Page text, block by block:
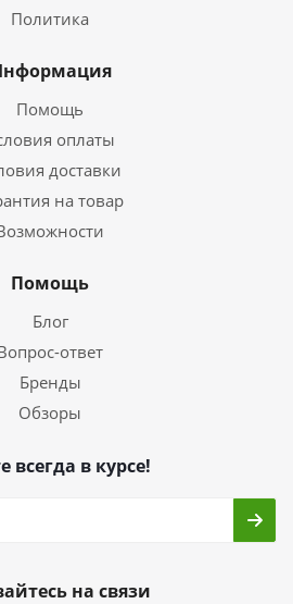
Политика
Помощь
оплаты
доставки
на товар
Помощь
Блог
ответ
Бренды
Обзоры
всегда в курсе!
на связи